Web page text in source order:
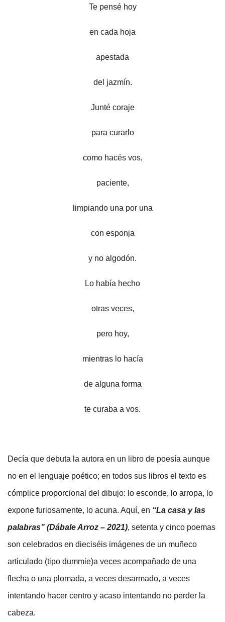
Te pensé hoy
en cada hoja
apestada
del jazmín.
Junté coraje
para curarlo
como hacés vos,
paciente,
limpiando una por una
con esponja
y no algodón.
Lo había hecho
otras veces,
pero hoy,
mientras lo hacía
de alguna forma
te curaba a vos.
Decía que debuta la autora en un libro de poesía aunque
no en el lenguaje poético; en todos sus libros el texto es
cómplice proporcional del dibujo: lo esconde, lo arropa, lo
expone furiosamente, lo acuna. Aquí, en “La casa y las
palabras” (Dábale Arroz – 2021), setenta y cinco poemas
son celebrados en dieciséis imágenes de un muñeco
articulado (tipo dummie)a veces acompañado de una
flecha o una plomada, a veces desarmado, a veces
intentando hacer centro y acaso intentando no perder la
cabeza.